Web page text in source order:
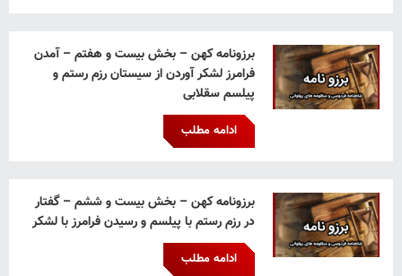
برزونامه کهن – بخش بیست و هفتم – آمدن
فرامرز لشکر آوردن از سیستان رزم رستم و
پیلسم سقلابی
ادامه مطلب
برزونامه کهن – بخش بیست و ششم – گفتار
در رزم رستم با پیلسم و رسیدن فرامرز با لشکر
ادامه مطلب